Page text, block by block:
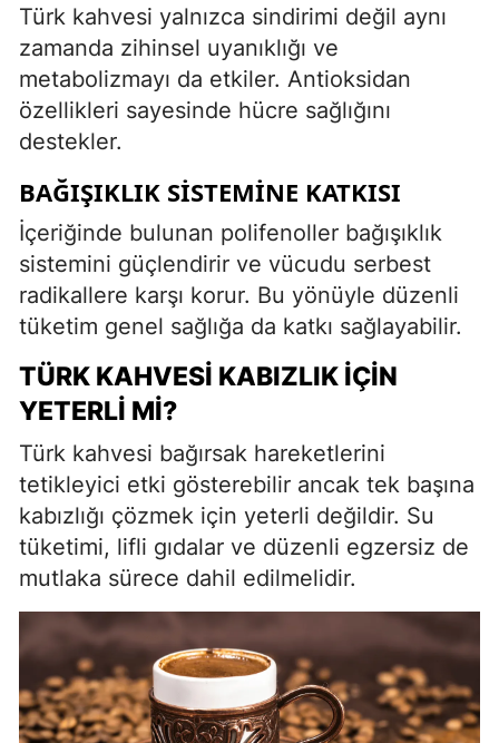
Türk kahvesi yalnızca sindirimi değil aynı
zamanda zihinsel uyanıklığı ve
metabolizmayı da etkiler. Antioksidan
özellikleri sayesinde hücre sağlığını
destekler.
BAĞIŞIKLIK SISTEMINE KATKISI
İçeriğinde bulunan polifenoller bağışıklık
sistemini güçlendirir ve vücudu serbest
radikallere karşı korur. Bu yönüyle düzenli
tüketim genel sağlığa da katkı sağlayabilir.
TÜRK KAHVESI KABIZLIK İÇIN
YETERLI MI?
Türk kahvesi bağırsak hareketlerini
tetikleyici etki gösterebilir ancak tek başına
kabızlığı çözmek için yeterli değildir. Su
tüketimi, lifli gıdalar ve düzenli egzersiz de
mutlaka sürece dahil edilmelidir.